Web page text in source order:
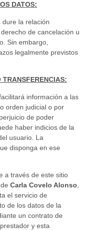
DATOS:
dure la relación
de cancelación u
Sin embargo,
legalmente previstos
TRANSFERENCIAS:
información a las
orden judicial o por
de poder
haber indicios de la
usuario. La
disponga en ese
a través de este sitio
Carla Covelo Alonso
el servicio de
de los datos de la
un contrato de
y esta